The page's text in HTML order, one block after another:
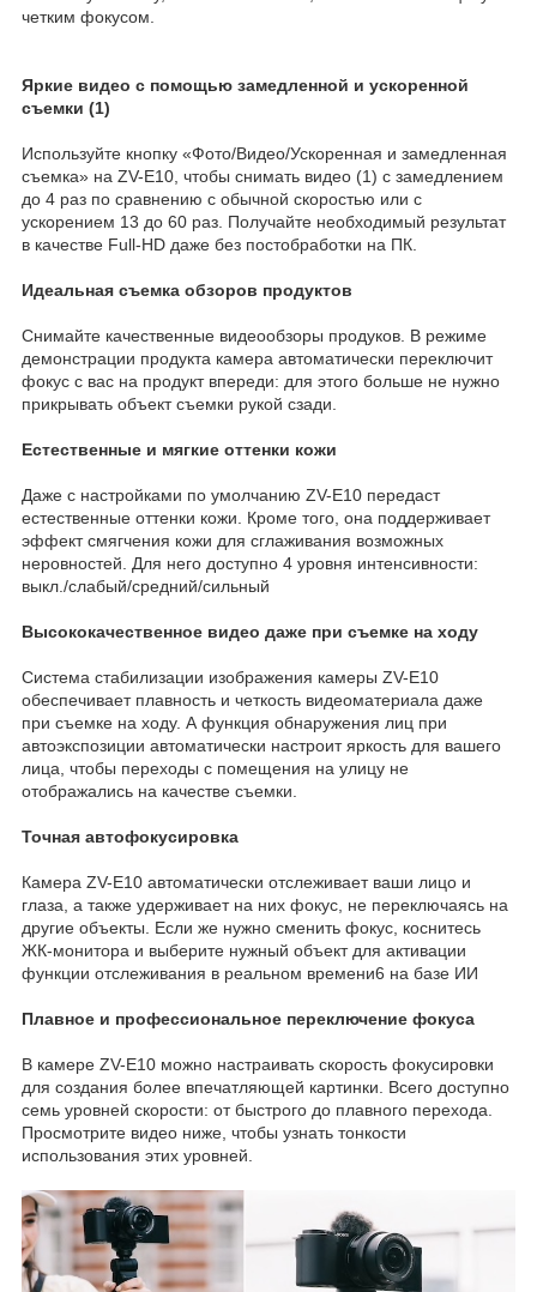
четким фокусом.
Яркие видео с помощью замедленной и ускоренной
съемки (1)
Используйте кнопку «Фото/Видео/Ускоренная и замедленная
съемка» на ZV-E10, чтобы снимать видео (1) с замедлением
до 4 раз по сравнению с обычной скоростью или с
ускорением 13 до 60 раз. Получайте необходимый результат
в качестве Full-HD даже без постобработки на ПК.
Идеальная съемка обзоров продуктов
Снимайте качественные видеообзоры продуков. В режиме
демонстрации продукта камера автоматически переключит
фокус с вас на продукт впереди: для этого больше не нужно
прикрывать объект съемки рукой сзади.
Естественные и мягкие оттенки кожи
Даже с настройками по умолчанию ZV-E10 передаст
естественные оттенки кожи. Кроме того, она поддерживает
эффект смягчения кожи для сглаживания возможных
неровностей. Для него доступно 4 уровня интенсивности:
выкл./слабый/средний/сильный
Высококачественное видео даже при съемке на ходу
Система стабилизации изображения камеры ZV-E10
обеспечивает плавность и четкость видеоматериала даже
при съемке на ходу. А функция обнаружения лиц при
автоэкспозиции автоматически настроит яркость для вашего
лица, чтобы переходы с помещения на улицу не
отображались на качестве съемки.
Точная автофокусировка
Камера ZV-E10 автоматически отслеживает ваши лицо и
глаза, а также удерживает на них фокус, не переключаясь на
другие объекты. Если же нужно сменить фокус, коснитесь
ЖК-монитора и выберите нужный объект для активации
функции отслеживания в реальном времени6 на базе ИИ
Плавное и профессиональное переключение фокуса
В камере ZV-E10 можно настраивать скорость фокусировки
для создания более впечатляющей картинки. Всего доступно
семь уровней скорости: от быстрого до плавного перехода.
Просмотрите видео ниже, чтобы узнать тонкости
использования этих уровней.